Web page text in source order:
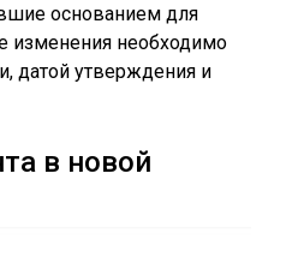
основанием для
изменения необходимо
датой утверждения и
в новой